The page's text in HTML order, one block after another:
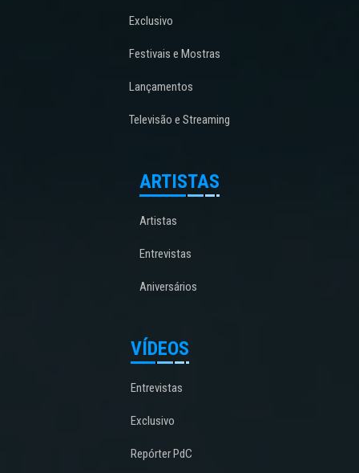
Exclusivo
Festivais e Mostras
Lançamentos
Televisão e Streaming
ARTISTAS
Artistas
Entrevistas
Aniversários
VÍDEOS
Entrevistas
Exclusivo
Repórter PdC